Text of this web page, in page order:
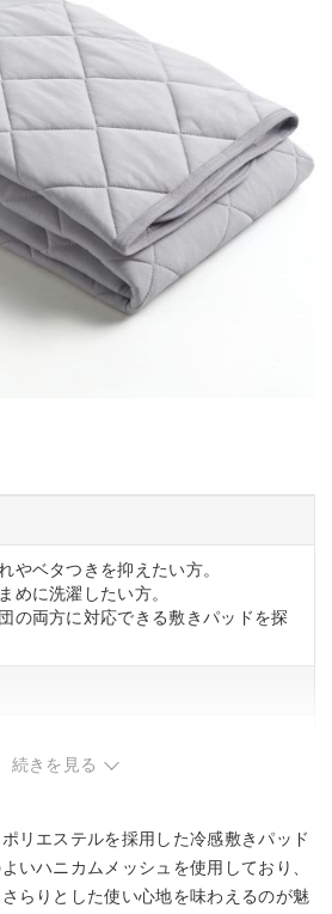
やベタつきを抑えたい方。
めに洗濯したい方。
の両方に対応できる敷きパッドを探
続きを見る
リエステルを採用した冷感敷きパッド
いハニカムメッシュを使用しており、
らりとした使い心地を味わえるのが魅